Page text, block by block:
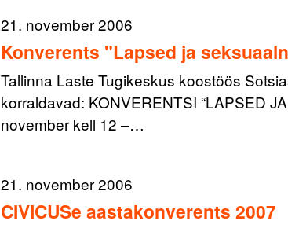
21. november 2006
Konverents "Lapsed ja
Tallinna Laste Tugikeskus koostöös
korraldavad: KONVERENTSI “LAPSED
november kell 12 –…
21. november 2006
CIVICUSe aastakonverents 2007